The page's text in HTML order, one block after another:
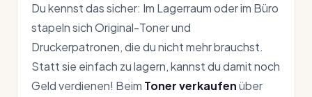
Du kennst das sicher: Im Lagerraum oder im Büro
stapeln sich Original-Toner und
Druckerpatronen, die du nicht mehr brauchst.
Statt sie einfach zu lagern, kannst du damit noch
Geld verdienen! Beim Toner verkaufenüber